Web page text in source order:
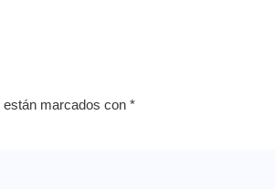
marcados con *